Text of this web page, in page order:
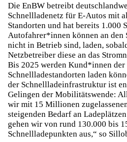
Die EnBW betreibt
Schnellladenetz für E-Autos mit
Standorten und hat bereits 1.000
Autofahrer*innen können an den
nicht in Betrieb sind, laden,
Netzbetreiber diese an das
Bis 2025 werden Kund*innen der
Schnellladestandorten laden
der Schnellladeinfrastruktur ist
Gelingen der Mobilitätswende:
wir mit 15 Millionen
steigenden Bedarf an
gehen wir von rund 130.000 bis
Schnellladepunkten aus,“ so